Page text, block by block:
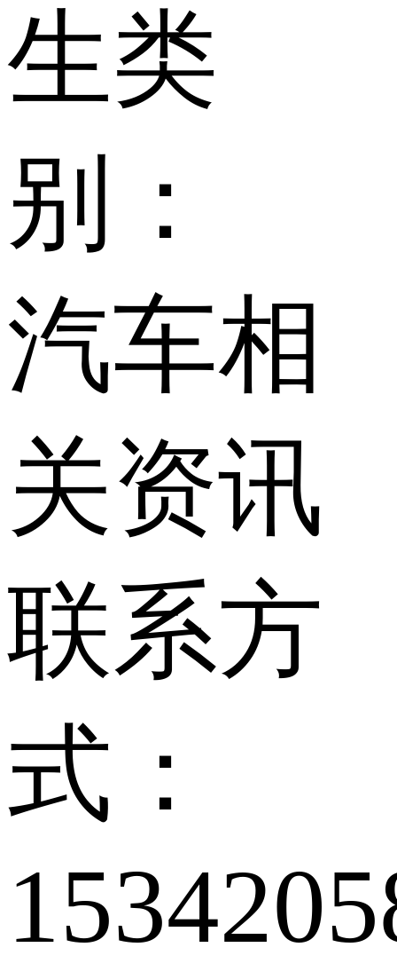
生类
别：
汽车相
关资讯
联系方
式：